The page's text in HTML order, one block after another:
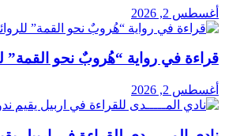
أغسطس 2, 2026
قراءة في رواية “هُروبٌ نحو
أغسطس 2, 2026